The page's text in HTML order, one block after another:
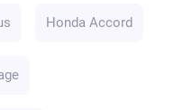
Honda Accord